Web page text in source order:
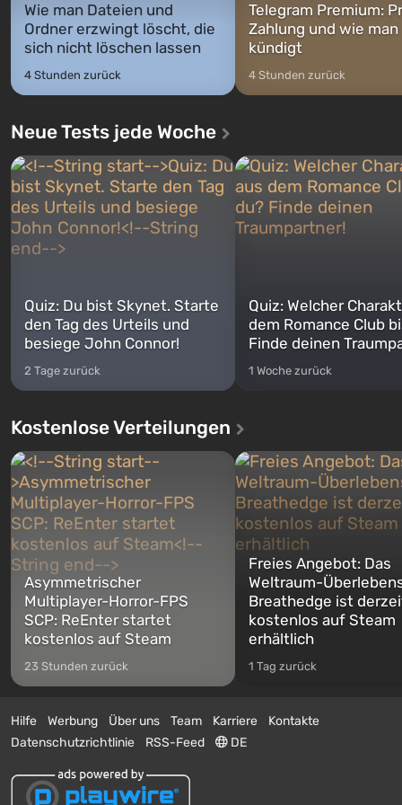
Wie man Dateien und
Ordner erzwingt löscht, die
sich nicht löschen lassen
4 Stunden zurück
Telegram Premium:
Zahlung und wie man
kündigt
4 Stunden zurück
Neue Tests jede Woche
Quiz: Du bist Skynet. Starte
den Tag des Urteils und
besiege John Connor!
2 Tage zurück
Quiz: Welcher
dem Romance Club
Finde deinen
1 Woche zurück
Kostenlose Verteilungen
Asymmetrischer
Multiplayer-Horror-FPS
SCP: ReEnter startet
kostenlos auf Steam
23 Stunden zurück
Freies Angebot: Das
Weltraum-
Breathedge ist
kostenlos auf Steam
erhältlich
1 Tag zurück
Hilfe Werbung Über uns Team Karriere
Kontakte
Datenschutzrichtlinie
RSS-Feed DE